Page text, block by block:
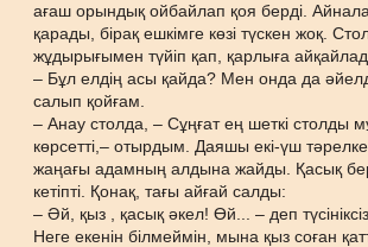
ағаш орындық ойбайлап қоя берді.
қарады, бірақ ешкімге көзі түскен жоқ.
жұдырығымен түйіп қап, қарлыға
– Бұл елдің асы қайда? Мен онда да
салып қойғам.
– Анау столда, – Сұңғат ең шеткі столды
көрсетті,– отырдым. Даяшы екі-үш
жаңағы адамның алдына жайды. Қасық
кетіпті. Қонақ, тағы айғай салды:
– Әй, қыз , қасық әкел! Өй... – деп
Неге екенін білмеймін, мына қыз соған